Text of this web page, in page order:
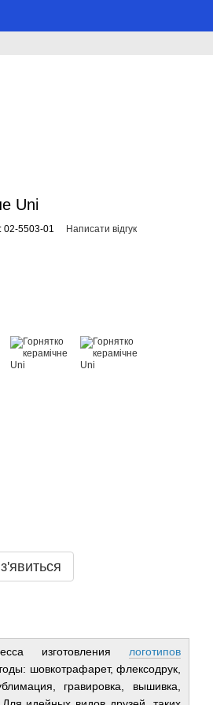
Uni
02-5503-01 Написати відгук
изготовления логотипов
шовкотрафарет, флексодрук,
гравировка, вышивка,